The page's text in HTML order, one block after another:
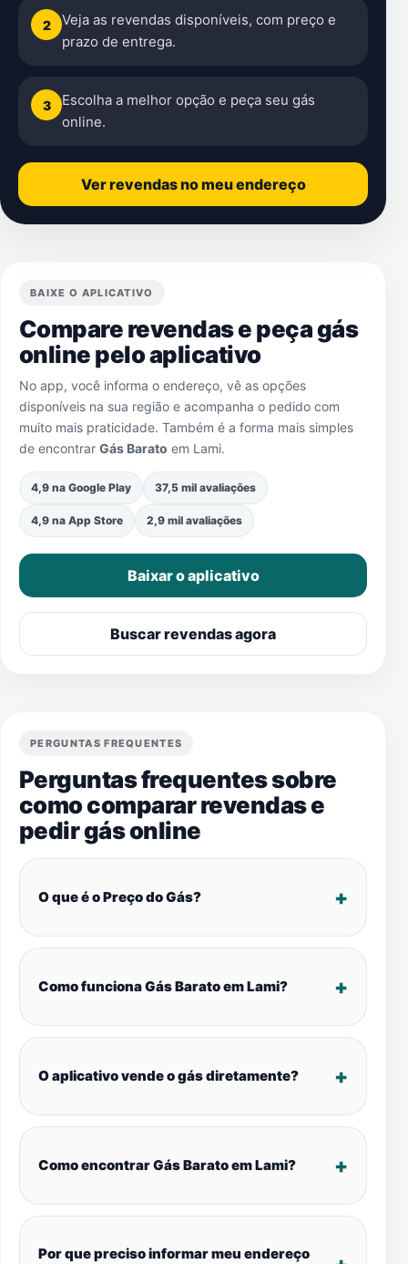
2
Veja as revendas disponíveis, com preço e
prazo de entrega.
3
Escolha a melhor opção e peça seu gás
online.
Ver revendas no meu endereço
BAIXE O APLICATIVO
Compare revendas e peça gás
online pelo aplicativo
No app, você informa o endereço, vê as opções
disponíveis na sua região e acompanha o pedido com
muito mais praticidade. Também é a forma mais simples
de encontrar Gás Barato em Lami.
4,9 na Google Play 37,5 mil avaliações
4,9 na App Store 2,9 mil avaliações
Baixar o aplicativo
Buscar revendas agora
PERGUNTAS FREQUENTES
Perguntas frequentes sobre
como comparar revendas e
pedir gás online
O que é o Preço do Gás?
Como funciona Gás Barato em Lami?
O aplicativo vende o gás diretamente?
Como encontrar Gás Barato em Lami?
Por que preciso informar meu endereço